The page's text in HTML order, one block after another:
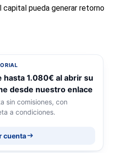
pueda generar retorno
hasta 1.080€ al abrir su
desde nuestro enlace
sin comisiones, con
a condiciones.
cuenta